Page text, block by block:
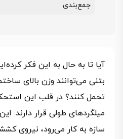
جمع‌بندی
آیا تا به حال به این فکر
بتنی می‌توانند وزن بالای
تحمل کنند؟ در قلب این
میلگردهای طولی قرار دارند.
سازه به کار می‌رود، نیروی